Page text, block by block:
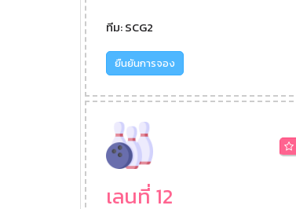
ทีม: SCG2
ยืนยันการจอง
เลนที่ 12